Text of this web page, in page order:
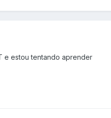
e estou tentando aprender